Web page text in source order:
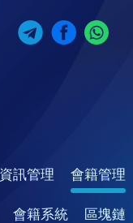
資訊管理 會籍管理
會籍系統 區塊鏈